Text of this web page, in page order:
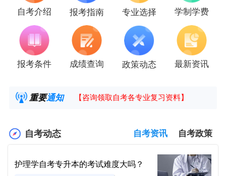
自考介绍 报考指南 专业选择 学制学费
报考条件 成绩查询 政策动态 最新资讯
重要通知
2025年4月湖南自考课程安排及教材目录已
【咨询领取自考各专业复习资料】
自考动态 自考资讯 自考政策
护理学自考专升本的考试难度大吗？